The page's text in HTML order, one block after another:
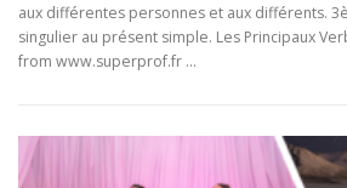
aux différentes personnes et aux différents.
singulier au présent simple. Les Principaux
from www.superprof.fr …